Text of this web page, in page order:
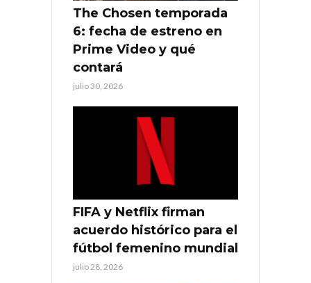
The Chosen temporada
6: fecha de estreno en
Prime Video y qué
contará
julio 30, 2026
FIFA y Netflix firman
acuerdo histórico para el
fútbol femenino mundial
julio 28, 2026